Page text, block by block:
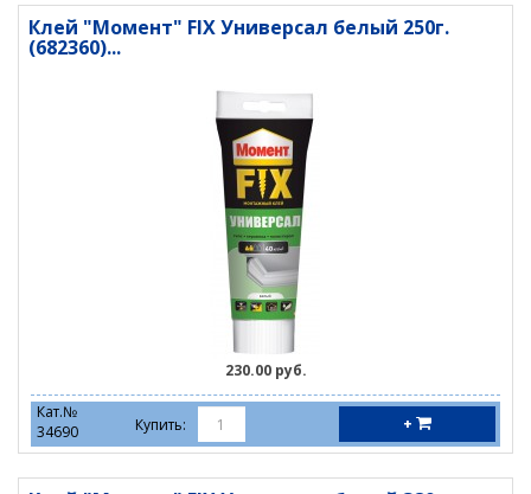
Клей "Момент" FIX Универсал белый 250г.
(682360)...
230.00 руб.
Кат.№
34690
Купить: +